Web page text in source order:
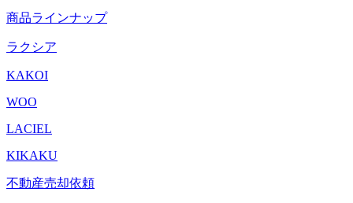
商品ラインナップ
ラクシア
KAKOI
WOO
LACIEL
KIKAKU
不動産売却依頼